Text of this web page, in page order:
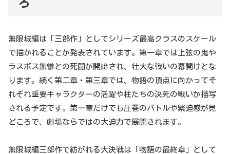
ろ
無限城編は「三部作」としてシリーズ最高クラスのスケール
で描かれることが発表されています。第一章では上弦の鬼や
ラスボス無惨との死闘が開始され、壮大な戦いの幕開けとな
ります。続く第二章・第三章では、物語の頂点に向かってそ
れぞれ重要キャラクターの活躍や柱たちの決死の戦いが描写
される予定です。第一章だけでも圧巻のバトルや緊迫感が見
どころで、劇場ならではの大迫力で展開されます。
無限城編三部作で紡がれる大決戦は「物語の最終章」として